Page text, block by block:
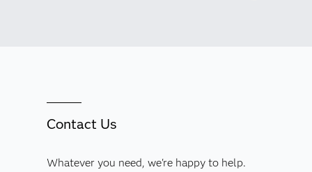
Contact Us
Whatever you need, we're happy to help.